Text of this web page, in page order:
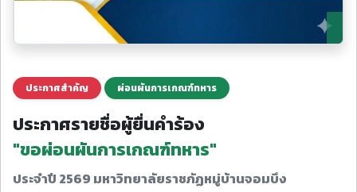
ประกาศสำคัญ ผ่อนผันการเกณฑ์ทหาร
ประกาศรายชื่อผู้ยื่นคำร้อง
"ขอผ่อนผันการเกณฑ์ทหาร"
ประจำปี 2569 มหาวิทยาลัยราชภัฏหมู่บ้านจอมบึง